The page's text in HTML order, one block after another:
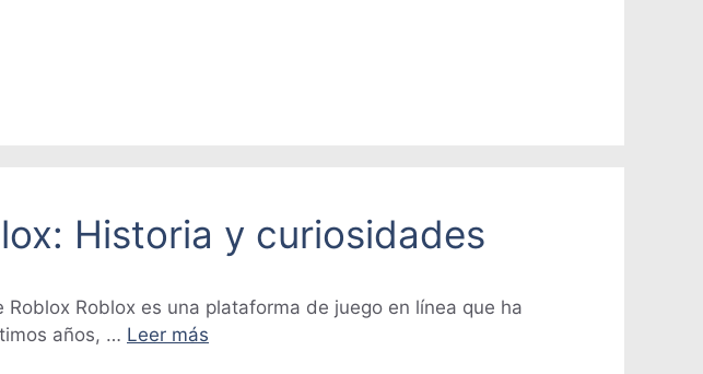
Historia y curiosidades
Roblox Roblox es una plataforma de juego en línea que ha
años, … Leer más